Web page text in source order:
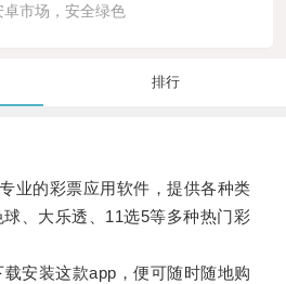
卓市场，安全绿色
排行
的彩票应用软件，提供各种类
、大乐透、11选5等多种热门彩
装这款app，便可随时随地购